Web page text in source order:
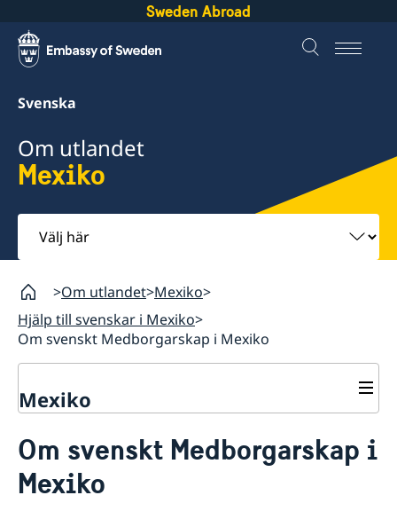
Sweden Abroad
Svenska
Om utlandet
Mexiko
Välj
här
Om utlandet Mexiko
Hjälp till svenskar i Mexiko
Om svenskt Medborgarskap i Mexiko
Mexiko
Hjälp till svenskar i Mexiko
Rösta i Mexiko
Levnadsintyg i Mexiko
Om svenskt Medborgarskap i
Mexiko